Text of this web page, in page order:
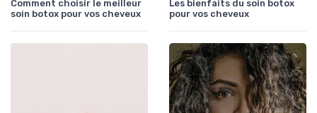
Comment choisir le meilleur
soin botox pour vos cheveux
Les bienfaits du soin botox
pour vos cheveux